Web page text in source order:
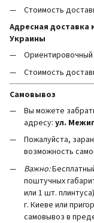
Стоимость
Адресная
Украины
Стоимость
Самовывоз
Вы можете
адресу: ул.
Пожалуйста,
возможность
Важно:
поштучных
или 1 шт.
г. Киеве или
самовывоз в